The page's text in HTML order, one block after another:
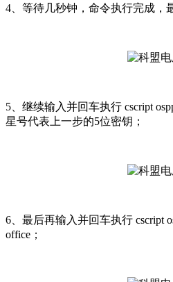
4、等待几秒钟，命令执行完成，
5、继续输入并回车执行 cscript
星号代表上一步的5位密钥；
6、最后再输入并回车执行 cscript
office；